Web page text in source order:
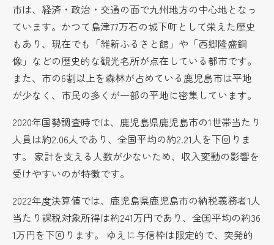
市は、経済・政治・交通の面で九州地方の中心地となっ
ています。かつて島津77万石の城下町として栄えた歴史
もあり、現在でも「維新ふるさと館」や「西郷隆盛銅
像」などの歴史的な観光名所が点在している都市です。
また、市の6割以上を森林が占めている鹿児島市は平地
が少なく、市民の多くが一部の平地に密集しています。
2020年国勢調査時では、鹿児島県鹿児島市の1世帯当たり
人員は約2.06人であり、全国平均の約2.21人を下回りま
す。 家計を支える人数が少ないため、収入変動の影響を
受けやすいのが特徴です。
2022年度決算値では、鹿児島県鹿児島市の納税義務者1人
当たり課税対象所得は約241万円であり、全国平均の約36
1万円を下回ります。 ゆえに与信枠は限定的で、突発的